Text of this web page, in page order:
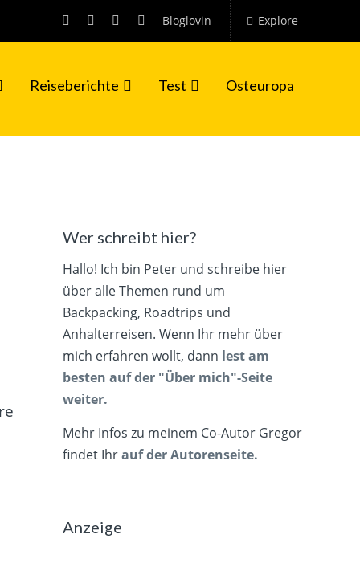
Bloglovin Explore
Reiseberichte Test Osteuropa
Wer schreibt hier?
Hallo! Ich bin Peter und schreibe hier
über alle Themen rund um
Backpacking, Roadtrips und
Anhalterreisen. Wenn Ihr mehr über
mich erfahren wollt, dann lest am
besten auf der "Über mich"-Seite
weiter.
Mehr Infos zu meinem Co-Autor Gregor
findet Ihrauf der Autorenseite.
Anzeige